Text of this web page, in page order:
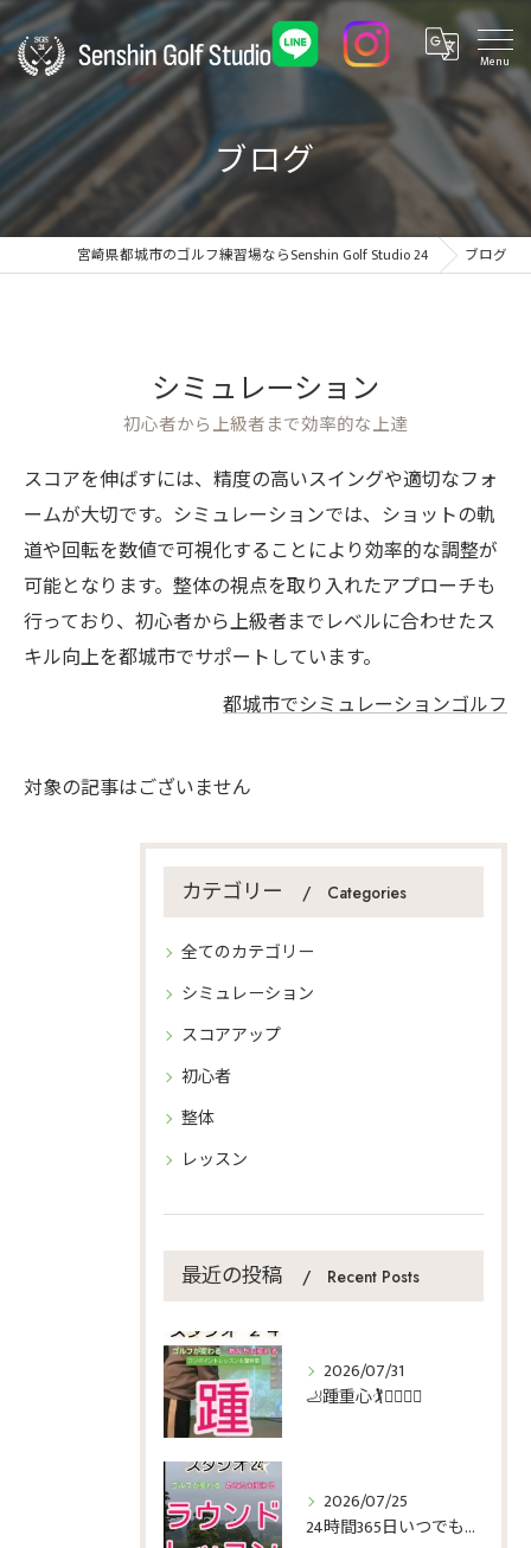
ブログ
宮崎県都城市のゴルフ練習場ならSenshin Golf Studio 24 ブログ
シミュレーション
初心者から上級者まで効率的な上達
スコアを伸ばすには、精度の高いスイングや適切なフォ
ームが大切です。シミュレーションでは、ショットの軌
道や回転を数値で可視化することにより効率的な調整が
可能となります。整体の視点を取り入れたアプローチも
行っており、初心者から上級者までレベルに合わせたス
キル向上を都城市でサポートしています。
都城市でシミュレーションゴルフ
対象の記事はございません
カテゴリー Categories
全てのカテゴリー
シミュレーション
スコアアップ
初心者
整体
レッスン
最近の投稿 Recent Posts
2026/07/31
🦶踵重心🏌️🏌️‍♀️🏌️‍♂️
2026/07/25
24時間365日いつでもゴルフ🏌️🏌️‍♀️🏌️‍♂️